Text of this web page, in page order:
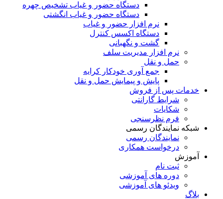
دستگاه حضور و غیاب تشخیص چهره
دستگاه حضور و غیاب انگشتی
نرم افزار حضور و غیاب
دستگاه اکسس کنترل
گشت و نگهبانی
نرم افزار مدیریت سلف
حمل و نقل
جمع آوری خودکار کرایه
پایش و پیمایش حمل و نقل
خدمات پس از فروش
شرایط گارانتی
شکایات
فرم نظرسنجی
شبکه نمایندگان رسمی
نمایندگان رسمی
درخواست همکاری
آموزش
ثبت نام
دوره های آموزشی
ویدئو های آموزشی
بلاگ